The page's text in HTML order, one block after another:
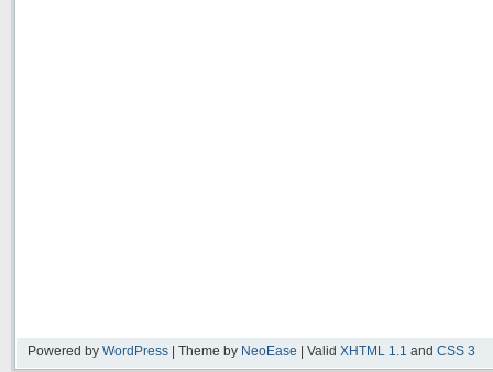
Powered by WordPress | Theme by NeoEase | Valid XHTML 1.1 and CSS 3